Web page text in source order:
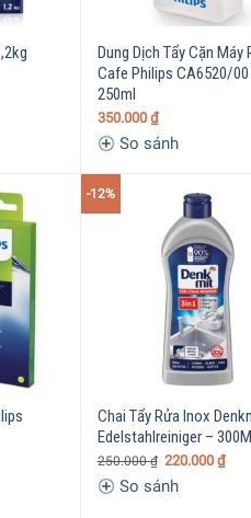
Dung Dịch Tẩy Cặn Máy
Cafe Philips CA6520/
250ml
350.000 ₫
So sánh
-12%
Chai Tẩy Rửa Inox
Edelstahlreiniger –
250.000₫ 220.000 ₫
So sánh